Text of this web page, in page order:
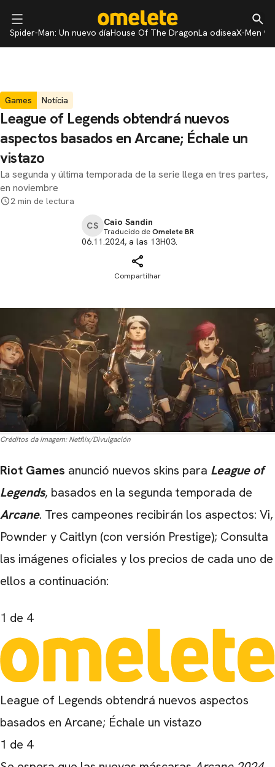
Spider-Man: Un nuevo díaHouse Of The DragonLa odiseaX-Men 97
Games Notícia
League of Legends obtendrá nuevos
aspectos basados ​​en Arcane; Échale un
vistazo
La segunda y última temporada de la serie llega en tres partes,
en noviembre
2 min de lectura
CS Caio Sandin
Traducido deOmelete BR
06.11.2024, a las 13H03.
Compartilhar
Créditos da imagem: Netflix/Divulgación
Riot Games anunció nuevos skins para League of
Legends, basados ​​en la segunda temporada de
Arcane. Tres campeones recibirán los aspectos: Vi,
Pownder y Caitlyn (con versión Prestige); Consulta
las imágenes oficiales y los precios de cada uno de
ellos a continuación:
1 de 4
League of Legends obtendrá nuevos aspectos
basados ​​en Arcane; Échale un vistazo
1 de 4